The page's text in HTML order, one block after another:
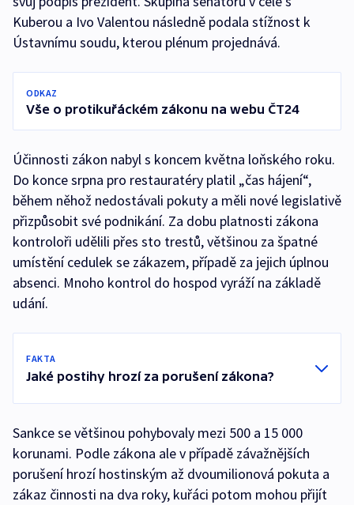
Kuberou a Ivo Valentou následně podala stížnost k
Ústavnímu soudu, kterou plénum projednává.
ODKAZ
Vše o protikuřáckém zákonu na webu ČT24
Účinnosti zákon nabyl s koncem května loňského roku.
Do konce srpna pro restauratéry platil „čas hájení“,
během něhož nedostávali pokuty a měli nové legislativě
přizpůsobit své podnikání. Za dobu platnosti zákona
kontroloři udělili přes sto trestů, většinou za špatné
umístění cedulek se zákazem, případě za jejich úplnou
absenci. Mnoho kontrol do hospod vyráží na základě
udání.
FAKTA
Jaké postihy hrozí za porušení zákona?
Sankce se většinou pohybovaly mezi 500 a 15 000
korunami. Podle zákona ale v případě závažnějších
porušení hrozí hostinským až dvoumilionová pokuta a
zákaz činnosti na dva roky, kuřáci potom mohou přijít